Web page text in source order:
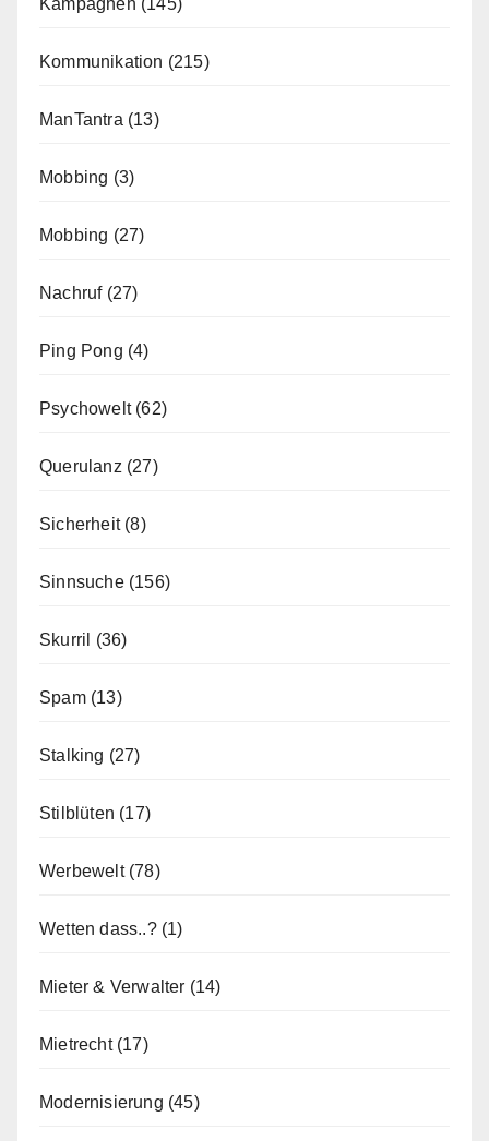
Kommunikation (215)
ManTantra (13)
Mobbing (3)
Mobbing (27)
Nachruf(27)
Ping Pong (4)
Psychowelt(62)
Querulanz (27)
Sicherheit(8)
Sinnsuche(156)
Skurril (36)
Spam(13)
Stalking (27)
Stilblüten (17)
Werbewelt(78)
Wetten dass..?(1)
Mieter & Verwalter (14)
Mietrecht(17)
Modernisierung (45)